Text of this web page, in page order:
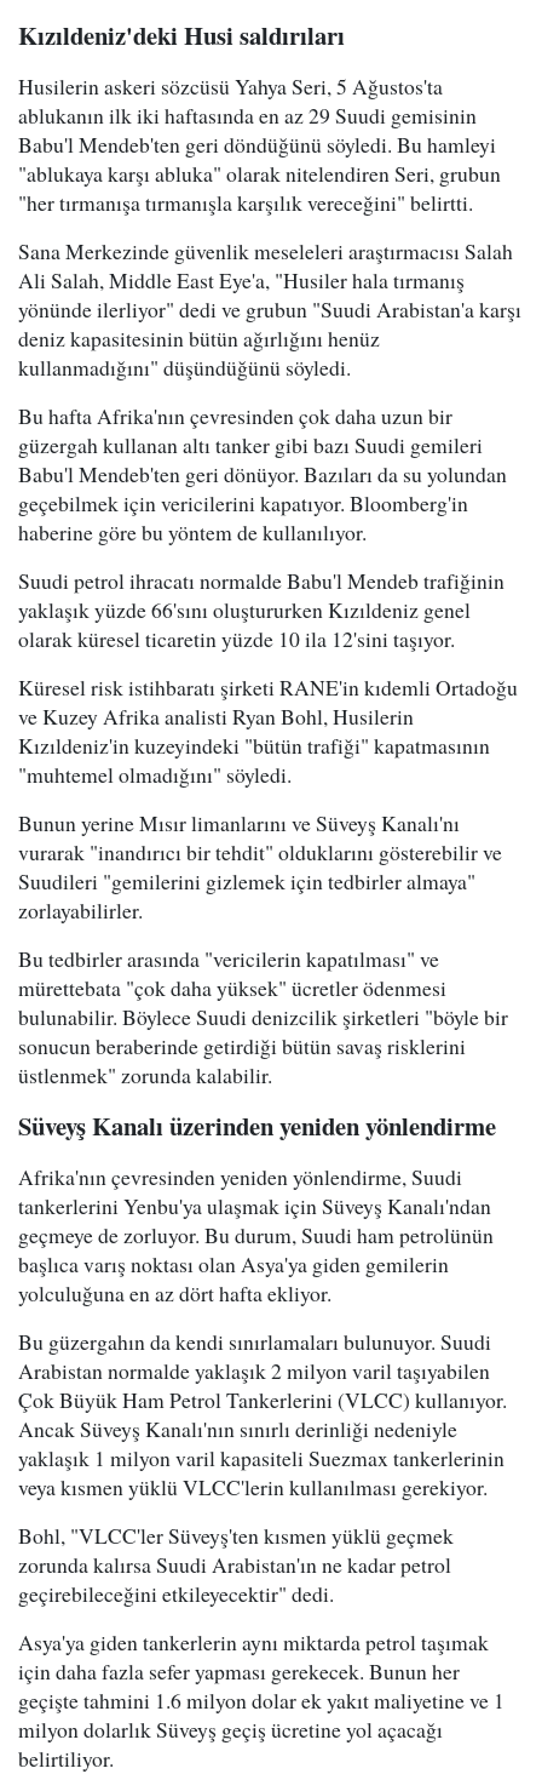
Kızıldeniz'deki Husi saldırıları
Husilerin askeri sözcüsü Yahya Seri, 5 Ağustos'ta
ablukanın ilk iki haftasında en az 29 Suudi gemisinin
Babu'l Mendeb'ten geri döndüğünü söyledi. Bu hamleyi
"ablukaya karşı abluka" olarak nitelendiren Seri, grubun
"her tırmanışa tırmanışla karşılık vereceğini" belirtti.
Sana Merkezinde güvenlik meseleleri araştırmacısı Salah
Ali Salah, Middle East Eye'a, "Husiler hala tırmanış
yönünde ilerliyor" dedi ve grubun "Suudi Arabistan'a karşı
deniz kapasitesinin bütün ağırlığını henüz
kullanmadığını" düşündüğünü söyledi.
Bu hafta Afrika'nın çevresinden çok daha uzun bir
güzergah kullanan altı tanker gibi bazı Suudi gemileri
Babu'l Mendeb'ten geri dönüyor. Bazıları da su yolundan
geçebilmek için vericilerini kapatıyor. Bloomberg'in
haberine göre bu yöntem de kullanılıyor.
Suudi petrol ihracatı normalde Babu'l Mendeb trafiğinin
yaklaşık yüzde 66'sını oluştururken Kızıldeniz genel
olarak küresel ticaretin yüzde 10 ila 12'sini taşıyor.
Küresel risk istihbaratı şirketi RANE'in kıdemli Ortadoğu
ve Kuzey Afrika analisti Ryan Bohl, Husilerin
Kızıldeniz'in kuzeyindeki "bütün trafiği" kapatmasının
"muhtemel olmadığını" söyledi.
Bunun yerine Mısır limanlarını ve Süveyş Kanalı'nı
vurarak "inandırıcı bir tehdit" olduklarını gösterebilir ve
Suudileri "gemilerini gizlemek için tedbirler almaya"
zorlayabilirler.
Bu tedbirler arasında "vericilerin kapatılması" ve
mürettebata "çok daha yüksek" ücretler ödenmesi
bulunabilir. Böylece Suudi denizcilik şirketleri "böyle bir
sonucun beraberinde getirdiği bütün savaş risklerini
üstlenmek" zorunda kalabilir.
Süveyş Kanalı üzerinden yeniden yönlendirme
Afrika'nın çevresinden yeniden yönlendirme, Suudi
tankerlerini Yenbu'ya ulaşmak için Süveyş Kanalı'ndan
geçmeye de zorluyor. Bu durum, Suudi ham petrolünün
başlıca varış noktası olan Asya'ya giden gemilerin
yolculuğuna en az dört hafta ekliyor.
Bu güzergahın da kendi sınırlamaları bulunuyor. Suudi
Arabistan normalde yaklaşık 2 milyon varil taşıyabilen
Çok Büyük Ham Petrol Tankerlerini (VLCC) kullanıyor.
Ancak Süveyş Kanalı'nın sınırlı derinliği nedeniyle
yaklaşık 1 milyon varil kapasiteli Suezmax tankerlerinin
veya kısmen yüklü VLCC'lerin kullanılması gerekiyor.
Bohl, "VLCC'ler Süveyş'ten kısmen yüklü geçmek
zorunda kalırsa Suudi Arabistan'ın ne kadar petrol
geçirebileceğini etkileyecektir" dedi.
Asya'ya giden tankerlerin aynı miktarda petrol taşımak
için daha fazla sefer yapması gerekecek. Bunun her
geçişte tahmini 1.6 milyon dolar ek yakıt maliyetine ve 1
milyon dolarlık Süveyş geçiş ücretine yol açacağı
belirtiliyor.